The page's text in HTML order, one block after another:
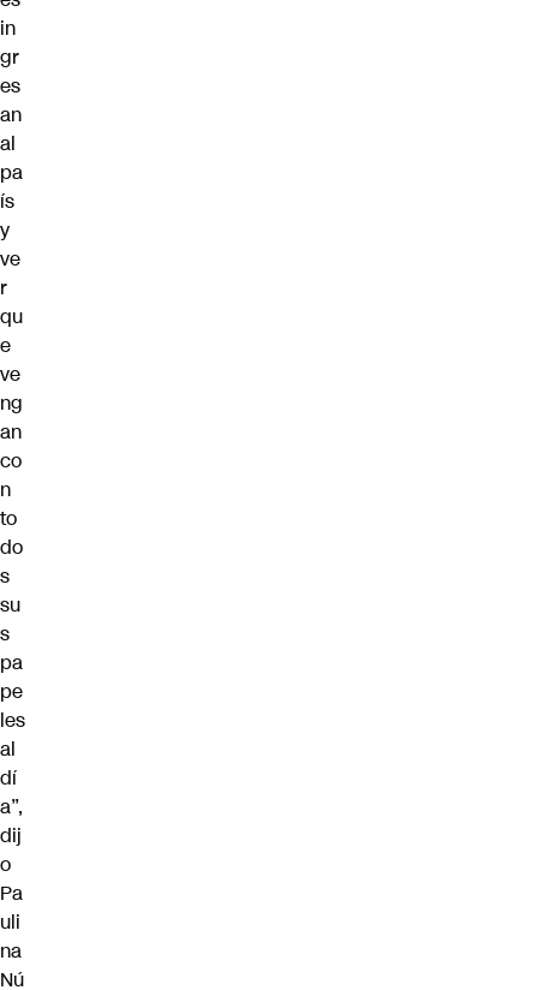
in
gr
es
an
al
pa
ís
y
ve
r
qu
e
ve
ng
an
co
n
to
do
s
su
s
pa
pe
les
al
dí
a”,
dij
o
Pa
uli
na
Nú